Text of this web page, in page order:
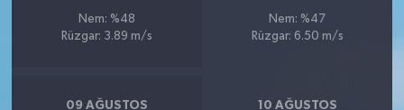
Nem: %48
Rüzgar: 3.89 m/s
Nem: %47
Rüzgar: 6.50 m/s
09 AĞUSTOS 10 AĞUSTOS